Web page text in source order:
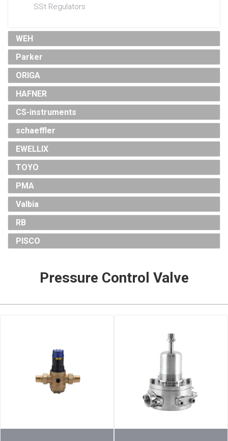
SSt Regulators
WEH
Parker
ORIGA
HAFNER
CS-instruments
schaeffler
EWELLIX
TOYO
PMA
Valbia
RB
PISCO
Pressure Control Valve